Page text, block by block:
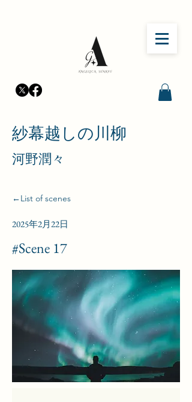
​紗幕越しの川柳
河野潤々
←List of scenes
2025年2月22日
#Scene 17